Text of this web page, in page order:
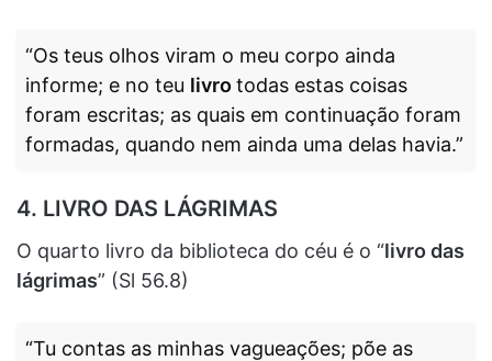
“Os teus olhos viram o meu corpo ainda
informe; e no teu livrotodas estas coisas
foram escritas; as quais em continuação foram
formadas, quando nem ainda uma delas havia.”
4. LIVRO DAS LÁGRIMAS
O quarto livro da biblioteca do céu é o “livro das
lágrimas” (Sl 56.8)
“Tu contas as minhas vagueações; põe as